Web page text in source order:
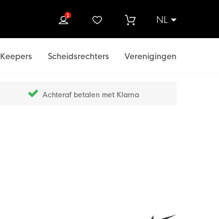
NL
1
Keepers Scheidsrechters Verenigingen
Achteraf betalen met Klarna